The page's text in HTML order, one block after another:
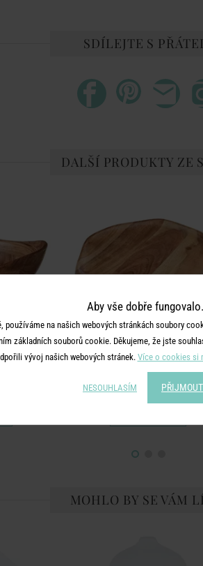
SDÍLEJTE S
DALŠÍ PRODUKTY ZE
ACACIA
Servírovací talíř 29 cm
MOHLO BY SE VÁM
Aby vše dobře
používáme na našich webových stránkách soubory
základních souborů cookie. Děkujeme, že jste
vývoj našich webových stránek. Více o cookies si
NESOUHLASÍM PŘIJMOUT